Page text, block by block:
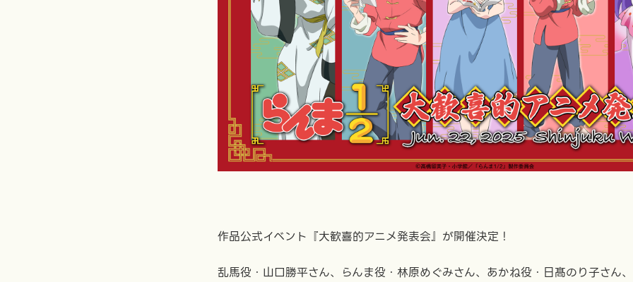
作品公式イベント『大歓喜的アニメ発表会』が開催決定！
乱馬役・山口勝平さん、らんま役・林原めぐみさん、あかね役・日髙のり子さん